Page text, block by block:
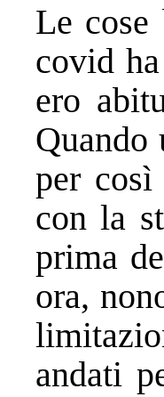
Le cose
covid
ero
Quando
per
con la
prima
ora,
andati